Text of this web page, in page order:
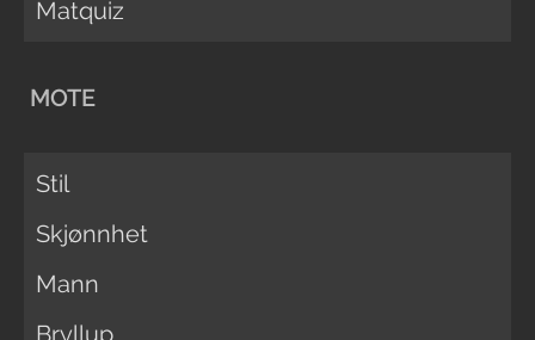
Matquiz
MOTE
Stil
Skjønnhet
Mann